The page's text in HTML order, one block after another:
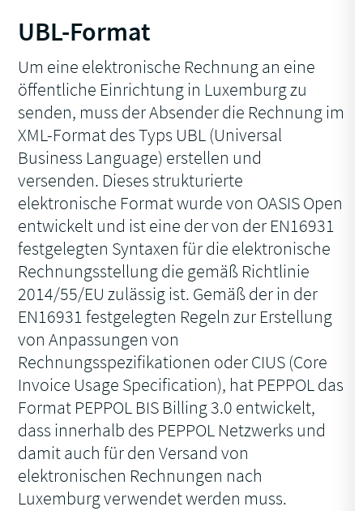
UBL-Format
Um eine elektronische Rechnung an eine
öffentliche Einrichtung in Luxemburg zu
senden, muss der Absender die Rechnung im
XML-Format des Typs UBL (Universal
Business Language) erstellen und
versenden. Dieses strukturierte
elektronische Format wurde von OASIS Open
entwickelt und ist eine der von der EN16931
festgelegten Syntaxen für die elektronische
Rechnungsstellung die gemäß Richtlinie
2014/55/EU zulässig ist. Gemäß der in der
EN16931 festgelegten Regeln zur Erstellung
von Anpassungen von
Rechnungsspezifikationen oder CIUS (Core
Invoice Usage Specification), hat PEPPOL das
Format PEPPOL BIS Billing 3.0 entwickelt,
dass innerhalb des PEPPOL Netzwerks und
damit auch für den Versand von
elektronischen Rechnungen nach
Luxemburg verwendet werden muss.